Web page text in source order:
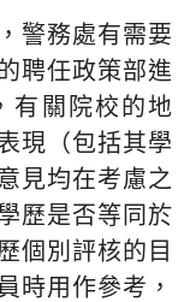
警務處有需要
聘任政策部進
有關院校的地
現（包括其學
見均在考慮之
歷是否等同於
個別評核的目
時用作參考，